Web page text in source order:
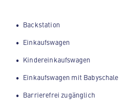
Backstation
Einkaufswagen
Kindereinkaufswagen
Einkaufswagen mit Babyschale
Barrierefrei zugänglich